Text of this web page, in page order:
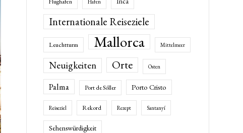
Hafen
Internationale Reiseziele
Leuchtturm Mallorca Mittelmeer
Neuigkeiten Orte Osten
Palma Port de Sóller Porto Cristo
Reiseziel Rekord Rezept Santanyí
Sehenswürdigkeit